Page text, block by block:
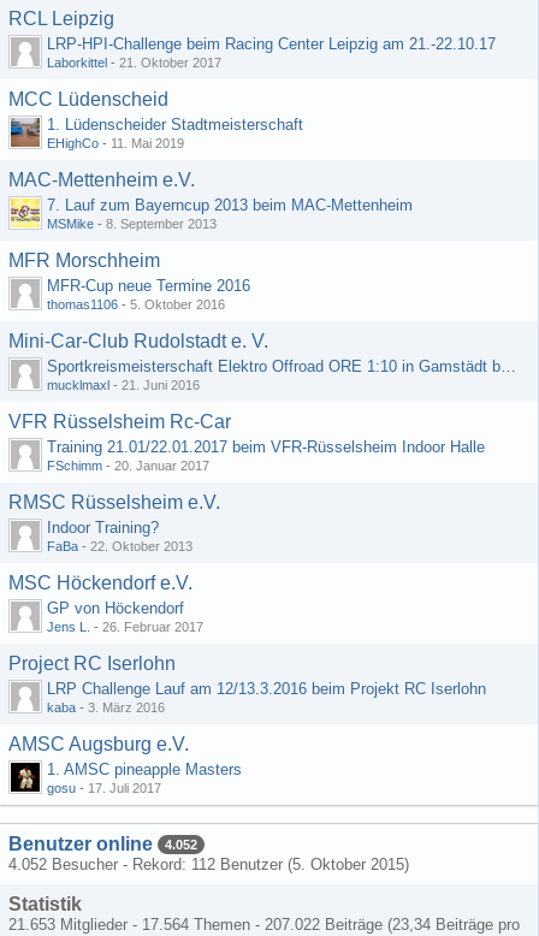
RCL Leipzig
LRP-HPI-Challenge beim Racing Center Leipzig am 21.-22.10.17
Laborkittel - 21. Oktober 2017
MCC Lüdenscheid
1. Lüdenscheider Stadtmeisterschaft
EHighCo - 11. Mai 2019
MAC-Mettenheim e.V.
7. Lauf zum Bayerncup 2013 beim MAC-Mettenheim
MSMike - 8. September 2013
MFR Morschheim
MFR-Cup neue Termine 2016
thomas1106 - 5. Oktober 2016
Mini-Car-Club Rudolstadt e. V.
Sportkreismeisterschaft Elektro Offroad ORE 1:10 in Gamstädt bei Erfurt, Outdoor mit Indoor Ausweichmöglichkeit!!!
mucklmaxl - 21. Juni 2016
VFR Rüsselsheim Rc-Car
Training 21.01/22.01.2017 beim VFR-Rüsselsheim Indoor Halle
FSchimm - 20. Januar 2017
RMSC Rüsselsheim e.V.
Indoor Training?
FaBa - 22. Oktober 2013
MSC Höckendorf e.V.
GP von Höckendorf
Jens L. - 26. Februar 2017
Project RC Iserlohn
LRP Challenge Lauf am 12/13.3.2016 beim Projekt RC Iserlohn
kaba - 3. März 2016
AMSC Augsburg e.V.
1. AMSC pineapple Masters
gosu - 17. Juli 2017
Benutzer online 4.052
4.052 Besucher - Rekord: 112 Benutzer (5. Oktober 2015)
Statistik
21.653 Mitglieder - 17.564 Themen - 207.022 Beiträge (23,34 Beiträge pro